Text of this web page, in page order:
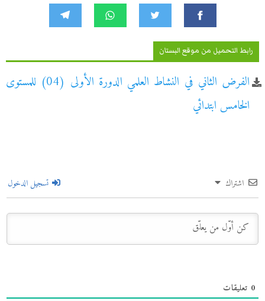
رابط التحميل من موقع البستان
الفرض الثاني في النشاط العلمي الدورة الأولى (04) للمستوى
الخامس ابتدائي
اشتراك تسجيل الدخول
0 تعليقات